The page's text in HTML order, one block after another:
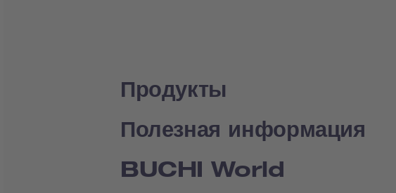
Продукты
Полезная информация
BUCHI World